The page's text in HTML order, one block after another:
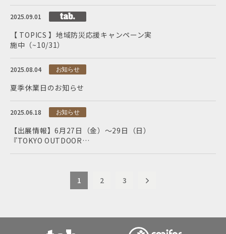
2025.09.01
【 TOPICS 】地域防災応援キャンペーン実
施中（~10/31）
2025.08.04 お知らせ
夏季休業日のお知らせ
2025.06.18 お知らせ
【出展情報】6月27日（金）～29日（日）
『TOKYO OUTDOOR…
1 2 3